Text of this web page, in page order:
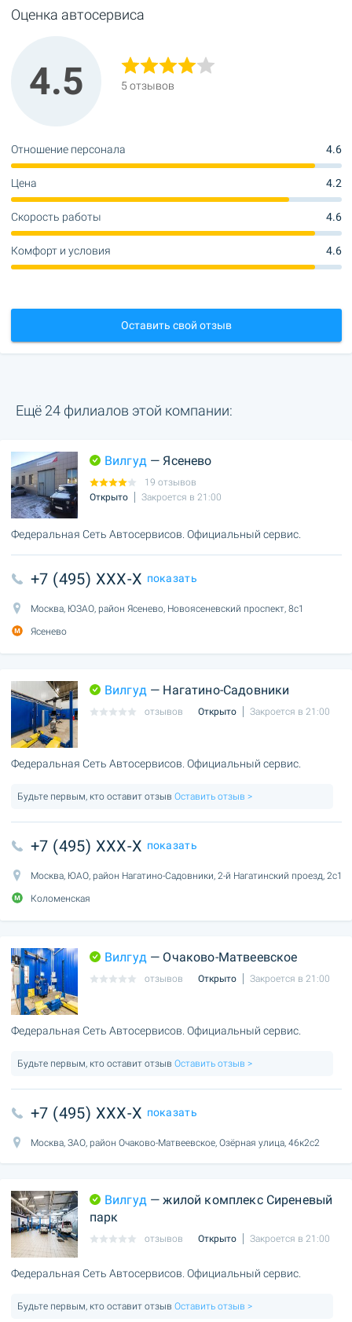
Оценка автосервиса
4.5 5 отзывов
Отношение персонала 4.6
Цена 4.2
Скорость работы 4.6
Комфорт и условия 4.6
Оставить свой отзыв
Ещё 24 филиалов этой компании:
Вилгуд — Ясенево
19 отзывов
Открыто
Закроется в 21:00
Федеральная Сеть Автосервисов. Официальный сервис.
+7 (495) XXX-X показать
Москва, ЮЗАО, район Ясенево, Новоясеневский проспект, 8с1
Ясенево
Вилгуд — Нагатино-Садовники
отзывов Открыто Закроется в 21:00
Федеральная Сеть Автосервисов. Официальный сервис.
Будьте первым, кто оставит отзыв Оставить отзыв >
+7 (495) XXX-X показать
Москва, ЮАО, район Нагатино-Садовники, 2-й Нагатинский проезд, 2с1
Коломенская
Вилгуд — Очаково-Матвеевское
отзывов Открыто Закроется в 21:00
Федеральная Сеть Автосервисов. Официальный сервис.
Будьте первым, кто оставит отзыв Оставить отзыв >
+7 (495) XXX-X показать
Москва, ЗАО, район Очаково-Матвеевское, Озёрная улица, 46к2с2
Вилгуд — жилой комплекс Сиреневый
парк
отзывов Открыто Закроется в 21:00
Федеральная Сеть Автосервисов. Официальный сервис.
Будьте первым, кто оставит отзыв Оставить отзыв >